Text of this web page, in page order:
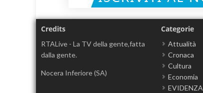
Credits
RTALive - La TV della gente,fatta
dalla gente.
Nocera Inferiore (SA)
Categorie
Attualità
Cronaca
Cultura
Economia
EVIDENZA